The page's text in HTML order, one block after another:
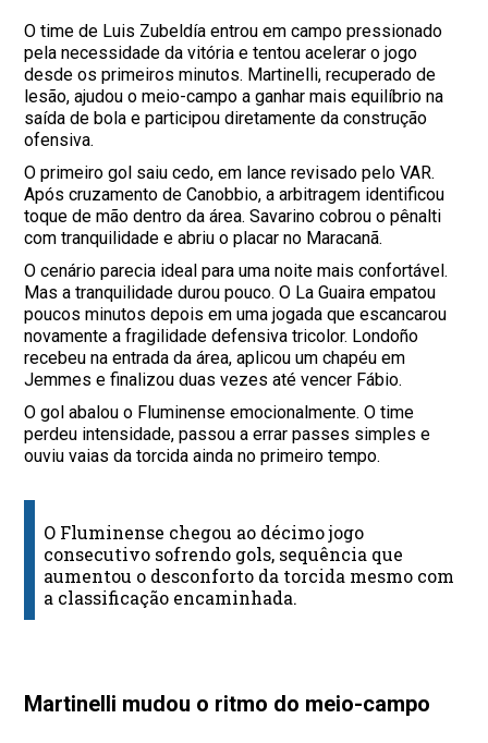
O time de Luis Zubeldía entrou em campo pressionado
pela necessidade da vitória e tentou acelerar o jogo
desde os primeiros minutos. Martinelli, recuperado de
lesão, ajudou o meio-campo a ganhar mais equilíbrio na
saída de bola e participou diretamente da construção
ofensiva.
O primeiro gol saiu cedo, em lance revisado pelo VAR.
Após cruzamento de Canobbio, a arbitragem identificou
toque de mão dentro da área. Savarino cobrou o pênalti
com tranquilidade e abriu o placar no Maracanã.
O cenário parecia ideal para uma noite mais confortável.
Mas a tranquilidade durou pouco. O La Guaira empatou
poucos minutos depois em uma jogada que escancarou
novamente a fragilidade defensiva tricolor. Londoño
recebeu na entrada da área, aplicou um chapéu em
Jemmes e finalizou duas vezes até vencer Fábio.
O gol abalou o Fluminense emocionalmente. O time
perdeu intensidade, passou a errar passes simples e
ouviu vaias da torcida ainda no primeiro tempo.
O Fluminense chegou ao décimo jogo
consecutivo sofrendo gols, sequência que
aumentou o desconforto da torcida mesmo com
a classificação encaminhada.
Martinelli mudou o ritmo do meio-campo